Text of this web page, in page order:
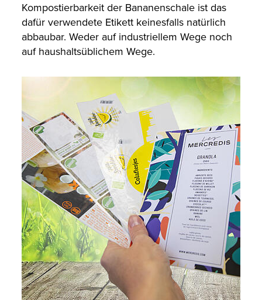
Kompostierbarkeit der Bananenschale ist das
dafür verwendete Etikett keinesfalls natürlich
abbaubar. Weder auf industriellem Wege noch
auf haushaltsüblichem Wege.